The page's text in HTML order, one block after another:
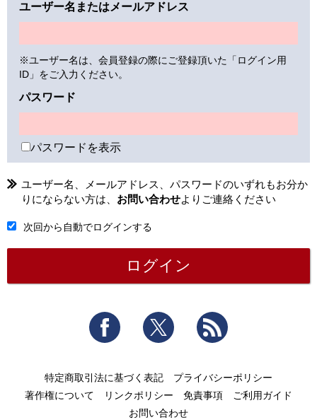
ユーザー名またはメールアドレス
※ユーザー名は、会員登録の際にご登録頂いた「ログイン用
ID」をご入力ください。
パスワード
パスワードを表示
ユーザー名、メールアドレス、パスワードのいずれもお分か
りにならない方は、 お問い合わせよりご連絡ください
次回から自動でログインする
Facebook Twitter
特定商取引法に基づく表記
プライバシーポリシー
著作権について
リンクポリシー 免責事項
ご利用ガイド
お問い合わせ